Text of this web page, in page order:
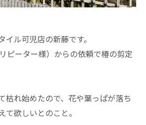
イル可児店の新藤です。
ピーター様）からの依頼で椿の剪定
枯れ始めたので、花や葉っぱが落ち
て欲しいとのこと。